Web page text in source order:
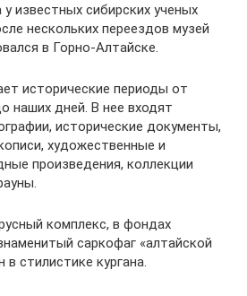
у известных сибирских ученых
нескольких переездов музей
в Горно-Алтайске.
исторические периоды от
наших дней. В нее входят
исторические документы,
художественные и
произведения, коллекции
комплекс, в фондах
саркофаг «алтайской
стилистике кургана.